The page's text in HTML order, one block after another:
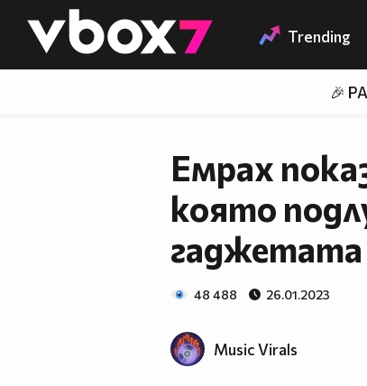
👾 Trending
🎉
Емрах
която
гаджетата
48 488 26.01.2023
Music Virals